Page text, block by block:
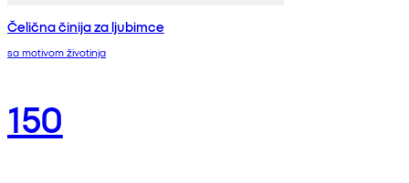
Čelična činija za ljubimce
sa motivom životinja
150